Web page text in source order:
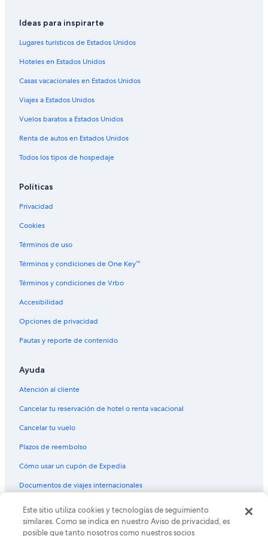
Hoteles cerca de Edificios Pontalba
Hoteles cerca de Centro comercial Riverwalk New
Ideas para inspirarte
Lugares turísticos de Estados Unidos
Hoteles en Estados Unidos
Casas vacacionales en Estados Unidos
Viajes a Estados Unidos
Vuelos baratos a Estados Unidos
Renta de autos en Estados Unidos
Todos los tipos de hospedaje
Políticas
Privacidad
Cookies
Términos de uso
Términos y condiciones de One Key™
Términos y condiciones de Vrbo
Accesibilidad
Opciones de privacidad
Pautas y reporte de contenido
Ayuda
Atención al cliente
Cancelar tu reservación de hotel o renta vacacional
Cancelar tu vuelo
Plazos de reembolso
Cómo usar un cupón de Expedia
Documentos de viajes internacionales
© 2026 Expedia, Inc., una empresa de Expedia Group. Todos los
derechos reservados. Expedia y el logo de Expedia son marcas
registradas o marcas comerciales de Expedia, Inc. CST# 2029030-50.
Este sitio utiliza cookies y tecnologías de seguimiento
similares. Como se indica en nuestro Aviso de privacidad, es
posible que tanto nosotros como nuestros socios